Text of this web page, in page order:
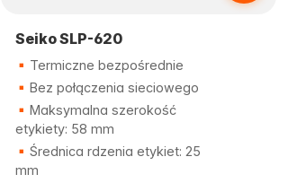
Seiko SLP-620
Termiczne bezpośrednie
Bez połączenia sieciowego
Maksymalna szerokość
etykiety: 58 mm
Średnica rdzenia etykiet: 25
mm